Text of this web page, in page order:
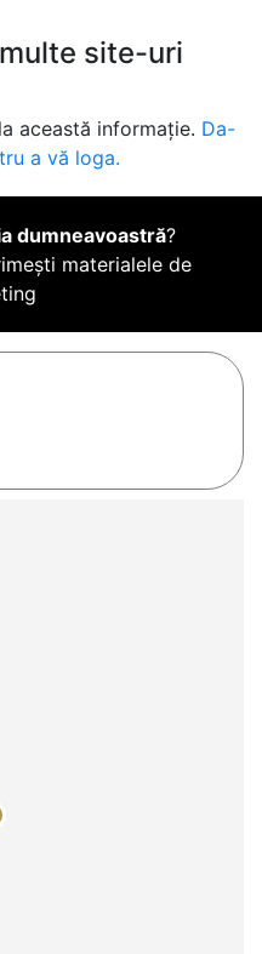
site-uri
această informație. Da-
a vă loga.
dumneavoastră?
materialele de